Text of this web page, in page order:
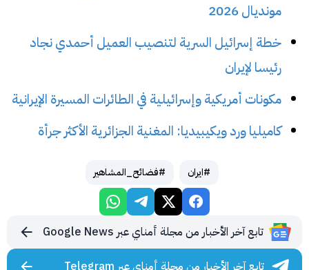
مونديال 2026
خطة إسرائيل السرية لتنصيب العميل أحمدي نجاد
رئيسا لإيران
مكونات أمريكية وإسرائيلية في الطائرات المسيرة الإيرانية
كاميليا ورد ويكيبيديا: المغنية الجزائرية الأكثر جرأة
#ايران #فضائح_المشاهير
تابع آخر الأخبار من مجلة أمناي عبر Google News